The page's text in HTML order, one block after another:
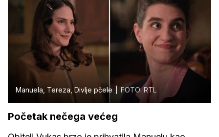
Manuela, Tereza, Divlje pčele FOTO: RTL
Početak nečega većeg